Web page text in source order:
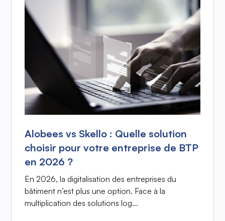
Alobees vs Skello : Quelle solution
choisir pour votre entreprise de BTP
en 2026 ?
En 2026, la digitalisation des entreprises du
bâtiment n’est plus une option. Face à la
multiplication des solutions log...